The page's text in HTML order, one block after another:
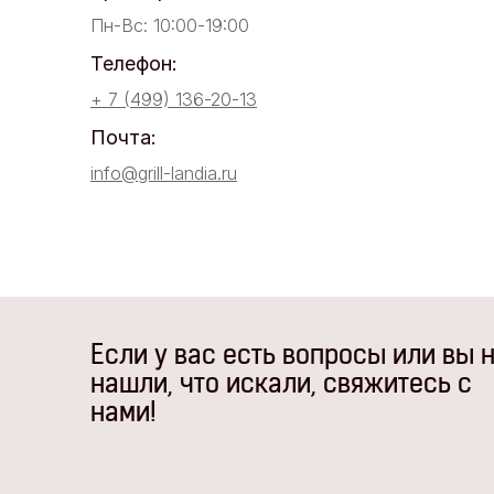
Пн-Вс: 10:00-19:00
Телефон:
+ 7 (499) 136-20-13
Почта:
info@grill-landia.ru
Если у вас есть вопросы или вы
нашли, что искали, свяжитесь с
нами!